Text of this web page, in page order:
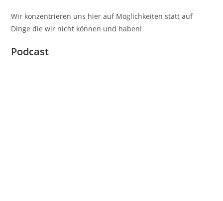
Wir konzentrieren uns hier auf Möglichkeiten statt auf
Dinge die wir nicht können und haben!
Podcast